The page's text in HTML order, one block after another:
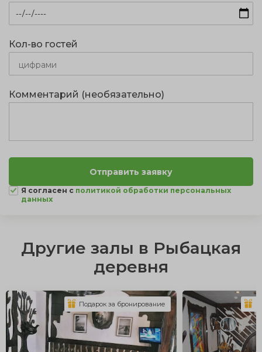
Кол-во гостей
Комментарий (необязательно)
Я согласен с политикой обработки персональных
данных
Другие залы в Рыбацкая
деревня
Подарок за бронирование